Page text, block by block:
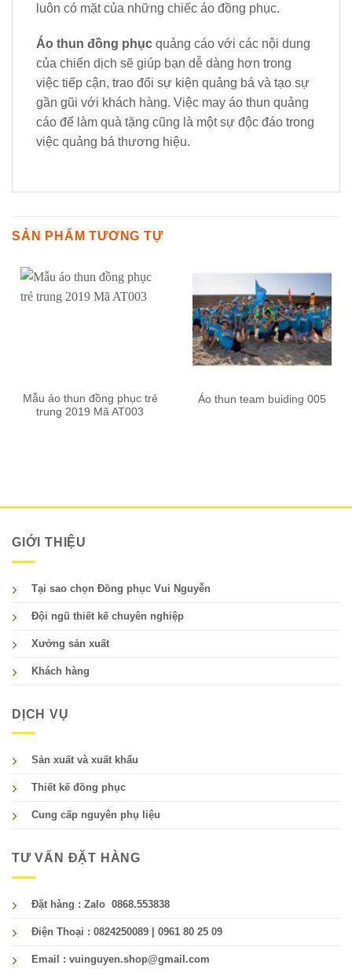
luôn có mặt của những chiếc áo đồng phục.
Áo thun đồng phục quảng cáo với các nội dung
của chiến dịch sẽ giúp bạn dễ dàng hơn trong
việc tiếp cận, trao đổi sự kiện quảng bá và tạo sự
gần gũi với khách hàng. Việc may áo thun quảng
cáo để làm quà tặng cũng là một sự độc đáo trong
việc quảng bá thương hiệu.
SẢN PHẨM TƯƠNG TỰ
Mẫu áo thun đồng phục trẻ
trung 2019 Mã AT003
Áo thun team buiding 005
GIỚI THIỆU
Tại sao chọn Đồng phục Vui Nguyễn
Đội ngũ thiết kế chuyên nghiệp
Xưởng sản xuất
Khách hàng
DỊCH VỤ
Sản xuất và xuất khẩu
Thiết kế đồng phục
Cung cấp nguyên phụ liệu
TƯ VẤN ĐẶT HÀNG
Đặt hàng : Zalo 0868.553838
Điện Thoại : 0824250089 | 0961 80 25 09
Email : vuinguyen.shop@gmail.com